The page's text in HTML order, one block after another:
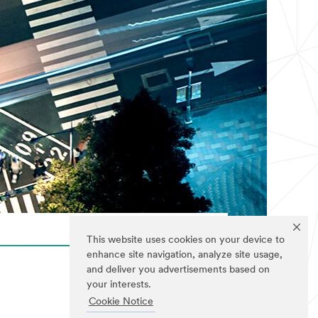
This website uses cookies on your device to
enhance site navigation, analyze site usage,
and deliver you advertisements based on
your interests.
Cookie Notice